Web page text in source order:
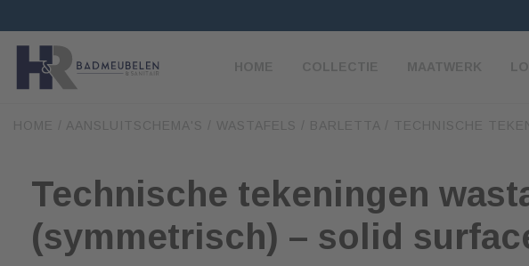
HOME COLLECTIE MAATWERK
HOME AANSLUITSCHEMA'S WASTAFELS BARLETTA TECHNISCHE
Technische tekeningen
(symmetrisch) – solid